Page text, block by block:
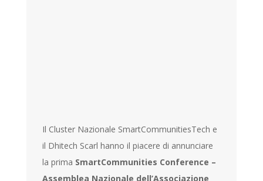
Il Cluster Nazionale SmartCommunitiesTech e
il Dhitech Scarl hanno il piacere di annunciare
la prima SmartCommunities Conference –
Assemblea Nazionale dell’Associazione